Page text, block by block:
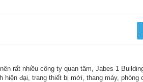
rất nhiều công ty quan tâm, Jabes 1
hiện đại, trang thiết bị mới, thang máy, phòng